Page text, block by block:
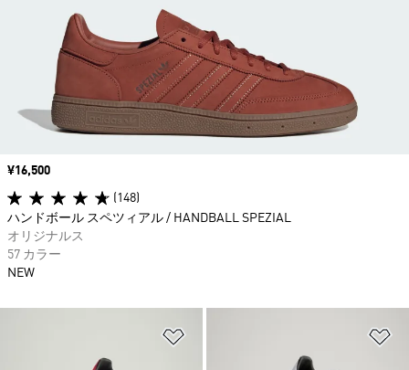
価格
¥16,500
(148)
ハンドボール スペツィアル / HANDBALL SPEZIAL
オリジナルス
57 カラー
NEW